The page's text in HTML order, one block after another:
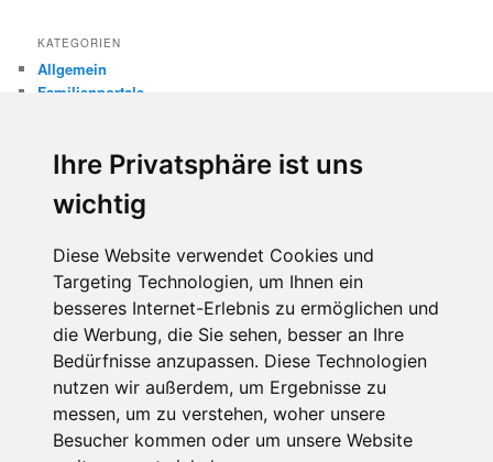
Ihre Privatsphäre ist uns
wichtig
Diese Website verwendet Cookies und
Targeting Technologien, um Ihnen ein
besseres Internet-Erlebnis zu ermöglichen und
die Werbung, die Sie sehen, besser an Ihre
Bedürfnisse anzupassen. Diese Technologien
nutzen wir außerdem, um Ergebnisse zu
messen, um zu verstehen, woher unsere
Besucher kommen oder um unsere Website
KATEGORIEN
Allgemein
Familienportale
Internetsicherheit
Missbrauch
META
Anmelden
Eintrags-Feed
Kommentar-Feed
WordPress.org